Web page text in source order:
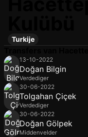
Turkije
13-10-2022
Doğan Bilgin
Verdediger
30-06-2022
Tolgahan Çiçek
Verdediger
30-06-2022
Doğan Gölpek
Middenvelder